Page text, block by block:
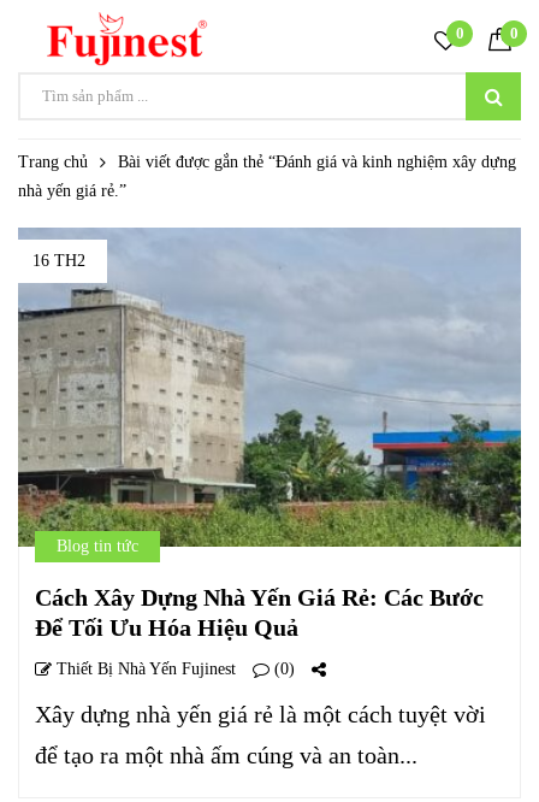
0 0
Trang chủ
Bài viết được gắn thẻ “Đánh giá và kinh nghiệm xây dựng
nhà yến giá rẻ.”
16 TH2
Blog tin tức
Cách Xây Dựng Nhà Yến Giá Rẻ: Các Bước
Để Tối Ưu Hóa Hiệu Quả
Thiết Bị Nhà Yến Fujinest (0)
Xây dựng nhà yến giá rẻ là một cách tuyệt vời
để tạo ra một nhà ấm cúng và an toàn...